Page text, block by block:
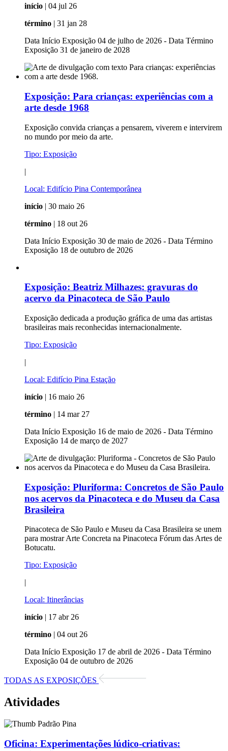
início | 04 jul 26
término | 31 jan 28
Data Início Exposição 04 de julho de 2026 - Data Término
Exposição 31 de janeiro de 2028
Exposição: Para crianças: experiências com a
arte desde 1968
Exposição convida crianças a pensarem, viverem e intervirem
no mundo por meio da arte.
Tipo: Exposição
|
Local: Edifício Pina Contemporânea
início | 30 maio 26
término | 18 out 26
Data Início Exposição 30 de maio de 2026 - Data Término
Exposição 18 de outubro de 2026
Exposição: Beatriz Milhazes: gravuras do
acervo da Pinacoteca de São Paulo
Exposição dedicada a produção gráfica de uma das artistas
brasileiras mais reconhecidas internacionalmente.
Tipo: Exposição
|
Local: Edifício Pina Estação
início | 16 maio 26
término | 14 mar 27
Data Início Exposição 16 de maio de 2026 - Data Término
Exposição 14 de março de 2027
Exposição: Pluriforma: Concretos de São Paulo
nos acervos da Pinacoteca e do Museu da Casa
Brasileira
Pinacoteca de São Paulo e Museu da Casa Brasileira se unem
para mostrar Arte Concreta na Pinacoteca Fórum das Artes de
Botucatu.
Tipo: Exposição
|
Local: Itinerâncias
início | 17 abr 26
término | 04 out 26
Data Início Exposição 17 de abril de 2026 - Data Término
Exposição 04 de outubro de 2026
TODAS AS EXPOSIÇÕES
Atividades
Oficina: Experimentações lúdico-criativas: